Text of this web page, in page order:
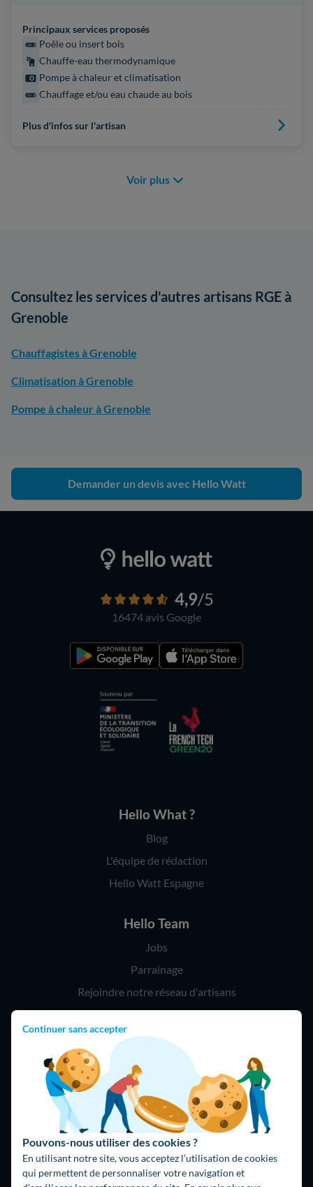
Continuer sans accepter
Pouvons-nous utiliser des cookies ?
En utilisant notre site, vous acceptez l’utilisation de cookies
qui permettent de personnaliser votre navigation et
Principaux services proposés
Poêle ou insert bois
Chauffe-eau thermodynamique
Pompe à chaleur et climatisation
Chauffage et/ou eau chaude au bois
Plus d'infos sur l'artisan
Voir plus
Consultez les services d'autres artisans RGE à
Grenoble
Chauffagistes à Grenoble
Climatisation à Grenoble
Pompe à chaleur à Grenoble
Demander un devis avec Hello Watt
4,9/5
16474 avis Google
Hello What ?
Blog
L'équipe de rédaction
Hello Watt Espagne
Hello Team
Jobs
Parrainage
Rejoindre notre réseau d'artisans
Hello !
09 75 18 60 60
(8h-21h)
75018 Paris